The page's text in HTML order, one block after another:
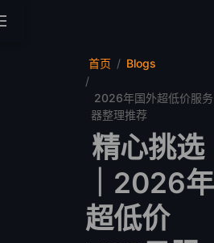
首页 Blogs
2026年国外超低价服务
器整理推荐
精心挑选
｜2026年
超低价